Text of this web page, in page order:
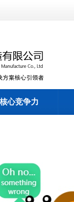
核心竞争力